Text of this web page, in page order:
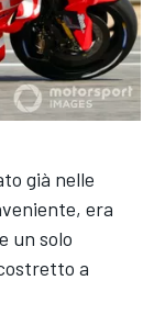
già nelle
era
un solo
a